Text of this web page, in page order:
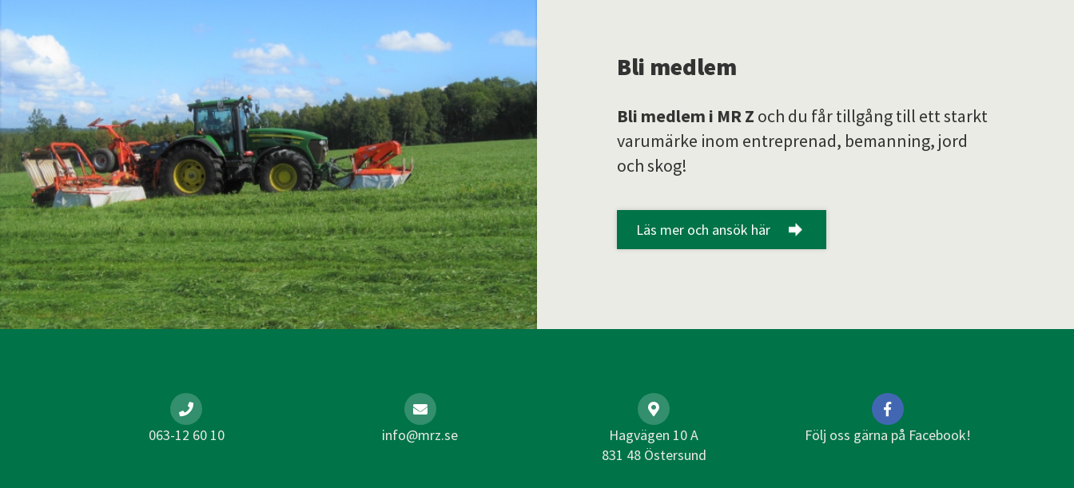
Bli medlem
Bli medlem i MR Z och du får tillgång till ett starkt
varumärke inom entreprenad, bemanning, jord
och skog!
Läs mer och ansök här
063-12 60 10 info@mrz.se
Hagvägen 10 A
831 48 Östersund
Följ oss gärna på Facebook!